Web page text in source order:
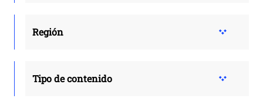
Región
Tipo de contenido